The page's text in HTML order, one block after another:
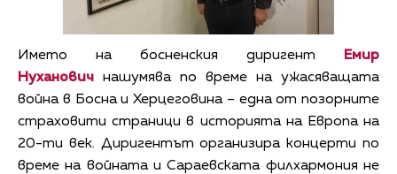
Името на босненския диригент
Емир
Нуханович нашумява по време на ужасяващата
война в Босна и Херцеговина – една от позорните
страховити страници в историята на Европа на
20-ти век. Диригентът организира концерти по
време на войната и Сараевската филхармония не